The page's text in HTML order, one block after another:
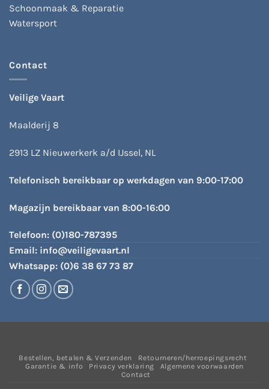
Schoonmaak & Reparatie
Watersport
Contact
Veilige Vaart
Maalderij 8
2913 LZ Nieuwerkerk a/d IJssel, NL
Telefonisch bereikbaar op werkdagen van 9:00-17:00
Magazijn bereikbaar van 8:00-16:00
Telefoon: (0)180-787395
Email: info@veiligevaart.nl
Whatsapp: (0)6 38 67 73 87
Bestellen, betalen & Verzenden
Retourneren/herroepingsrecht
Garantie & info
Privacy verklaring
Algemene voorwaarden
Contact